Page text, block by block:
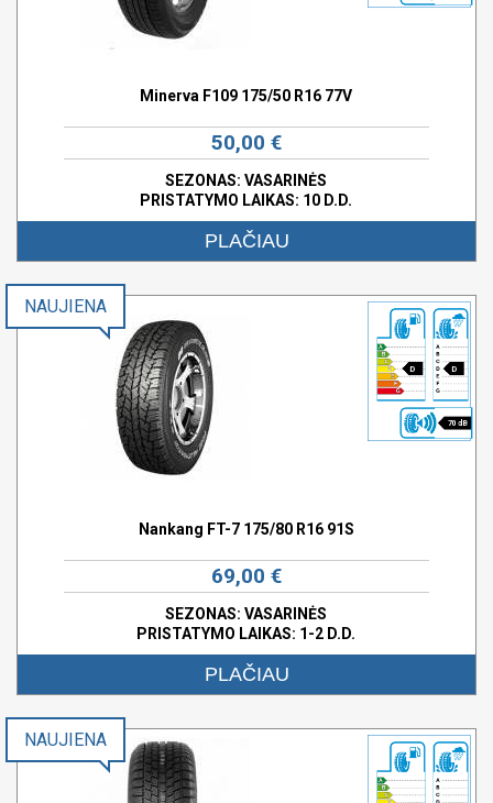
Minerva F109 175/50 R16 77V
50,00 €
SEZONAS: VASARINĖS
PRISTATYMO LAIKAS: 10 D.D.
PLAČIAU
D D
70 dB
NAUJIENA
Nankang FT-7 175/80 R16 91S
69,00 €
SEZONAS: VASARINĖS
PRISTATYMO LAIKAS: 1-2 D.D.
PLAČIAU
NAUJIENA